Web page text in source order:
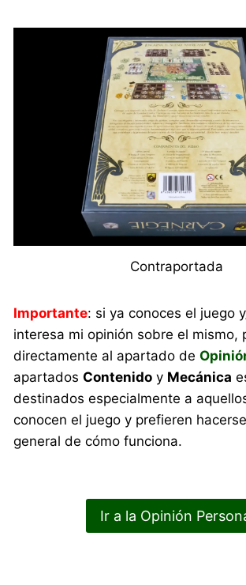
Contraportada
Importante: si ya conoces el juego
interesa mi opinión sobre el mismo,
directamente al apartado de
apartadosContenido y Mecánica
destinados especialmente a
conocen el juego y prefieren
general de cómo funciona.
Ir a la Opinión